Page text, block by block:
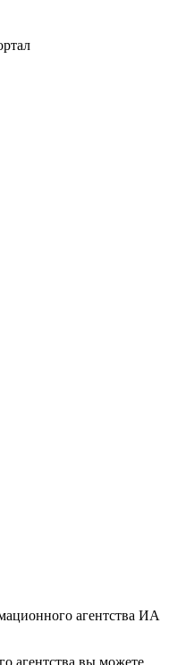
агентства ИА
агентства вы можете